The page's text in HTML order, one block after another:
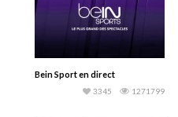
Bein Sport en direct
1271799
3345